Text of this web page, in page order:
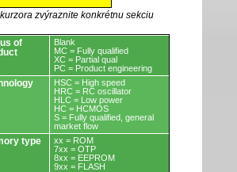
zvýraznite konkrétnu sekciu
of
Blank
MC = Fully qualified
XC = Partial qual
PC = Product engineering
HSC = High speed
HRC = RC oscillator
HLC = Low power
HC = HCMOS
S = Fully qualified, general
market flow
type
xx = ROM
7xx = OTP
8xx = EEPROM
9xx = FLASH